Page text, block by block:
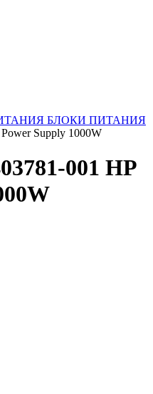
БЛОКИ ПИТАНИЯ
Supply 1000W
001 HP